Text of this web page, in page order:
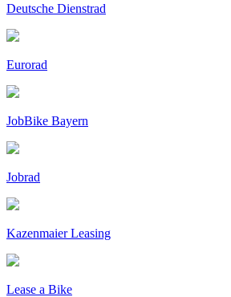
Deutsche Dienstrad
Eurorad
JobBike Bayern
Jobrad
Kazenmaier Leasing
Lease a Bike